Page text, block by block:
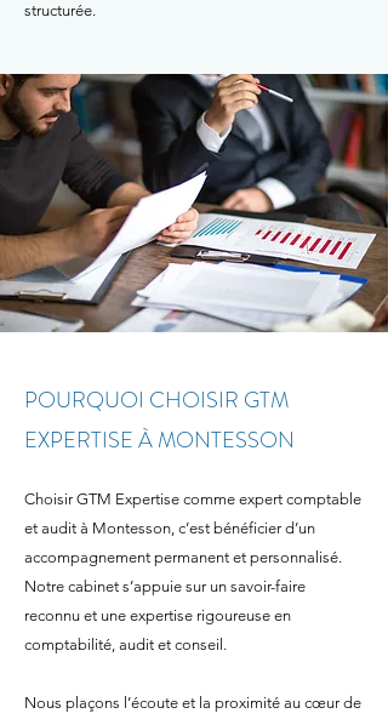
structurée.
POURQUOI CHOISIR GTM
EXPERTISE À MONTESSON
​Choisir GTM Expertise comme expert comptable
et audit à Montesson, c’est bénéficier d’un
accompagnement permanent et personnalisé.
Notre cabinet s’appuie sur un savoir-faire
reconnu et une expertise rigoureuse en
comptabilité, audit et conseil.
Nous plaçons l’écoute et la proximité au cœur de